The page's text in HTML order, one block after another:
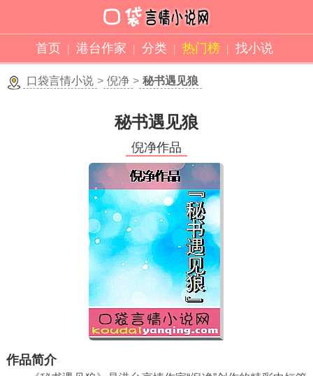
首页 港台作家 分类 热门榜 找小说
口袋言情小说 > 倪净 > 秘书遇见狼
秘书遇见狼
倪净作品
作品简介